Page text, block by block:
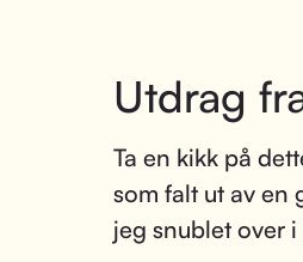
Utdrag
Ta en kikk på
som falt ut av en
jeg snublet over